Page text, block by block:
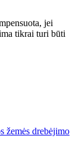
jei
tikrai turi būti
žemės drebėjimo